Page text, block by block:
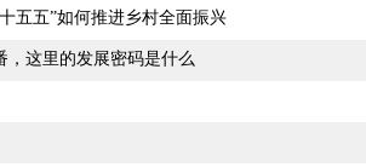
五五”如何推进乡村全面振兴
，这里的发展密码是什么